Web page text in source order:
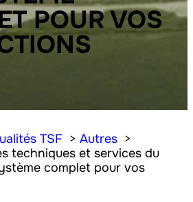
POUR VOS
TSF
Autres
techniques et services du
complet pour vos